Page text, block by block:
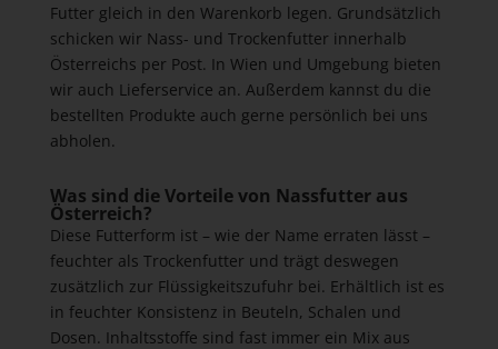
Futter gleich in den Warenkorb legen. Grundsätzlich
schicken wir Nass- und Trockenfutter innerhalb
Österreichs per Post. In Wien und Umgebung bieten
wir auch Lieferservice an. Außerdem kannst du die
bestellten Produkte auch gerne persönlich bei uns
abholen.
Was sind die Vorteile von Nassfutter aus
Österreich?
Diese Futterform ist – wie der Name erraten lässt –
feuchter als Trockenfutter und trägt deswegen
zusätzlich zur Flüssigkeitszufuhr bei. Erhältlich ist es
in feuchter Konsistenz in Beuteln, Schalen und
Dosen. Inhaltsstoffe sind fast immer ein Mix aus